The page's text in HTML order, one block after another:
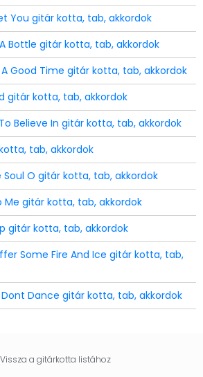
You gitár kotta, tab, akkordok
Bottle gitár kotta, tab, akkordok
Good Time gitár kotta, tab, akkordok
gitár kotta, tab, akkordok
Believe In gitár kotta, tab, akkordok
tab, akkordok
Soul O gitár kotta, tab, akkordok
Me gitár kotta, tab, akkordok
gitár kotta, tab, akkordok
Some Fire And Ice gitár kotta, tab,
Dance gitár kotta, tab, akkordok
Vissza a gitárkotta listához